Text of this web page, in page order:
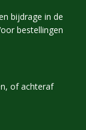
bijdrage in de
bestellingen
of achteraf